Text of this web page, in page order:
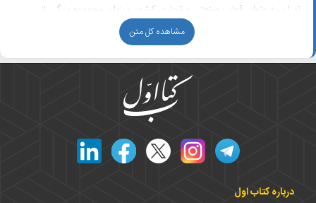
تهران به عنوان قطب صنعتی و تجاری کشور، میزبان مجموعه بزرگی از
تولیدکنندگان نوشیدنی و واحدهای تخصصی در زمینه تولید و
است. بسیاری از این واحدها علاوه بر تامین بازار داخلی، با برندهای
شناخته‌شده در فروشگاه‌های زنجیره‌ای همکاری داشته و در حوزه
عمده‌فروشی و همکاری‌های بلندمدت با شرکت‌های پخش و تامین‌کنندگان
انواع واحدهای تولید آبمیوه در تهران
در اول می‌توانید انواع کسب‌وکارهای مرتبط با تولید آبمیوه در تهران را بیابید،
کارخانه‌های صنعتی تولید آبمیوه با خطوط تمام‌اتوماتیک
کارگاه تولید آبمیوه تهران برای تولیدات سفارشی و برندهای کوچک
مشاهده کل متن
درباره کتاب اول